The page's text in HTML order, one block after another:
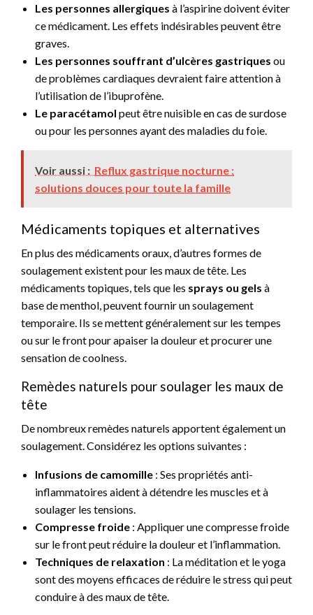
Les personnes allergiques à l’aspirine doivent éviter
ce médicament. Les effets indésirables peuvent être
graves.
Les personnes souffrant d’ulcères gastriques ou
de problèmes cardiaques devraient faire attention à
l’utilisation de l’ibuprofène.
Le paracétamol peut être nuisible en cas de surdose
ou pour les personnes ayant des maladies du foie.
Voir aussi : Reflux gastrique nocturne :
solutions douces pour toute la famille
Médicaments topiques et alternatives
En plus des médicaments oraux, d’autres formes de
soulagement existent pour les maux de tête. Les
médicaments topiques, tels que les sprays ou gels à
base de menthol, peuvent fournir un soulagement
temporaire. Ils se mettent généralement sur les tempes
ou sur le front pour apaiser la douleur et procurer une
sensation de coolness.
Remèdes naturels pour soulager les maux de
tête
De nombreux remèdes naturels apportent également un
soulagement. Considérez les options suivantes :
Infusions de camomille : Ses propriétés anti-
inflammatoires aident à détendre les muscles et à
soulager les tensions.
Compresse froide : Appliquer une compresse froide
sur le front peut réduire la douleur et l’inflammation.
Techniques de relaxation : La méditation et le yoga
sont des moyens efficaces de réduire le stress qui peut
conduire à des maux de tête.